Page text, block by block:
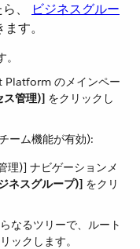
、
ビジネスグルー
す。
Platform のメインペー
ス管理)] ​ をクリックし
ーム機能が有効):
理)] ナビゲーションメ
ネスグループ)] ​ をクリ
なるツリーで、ルート
ックします。